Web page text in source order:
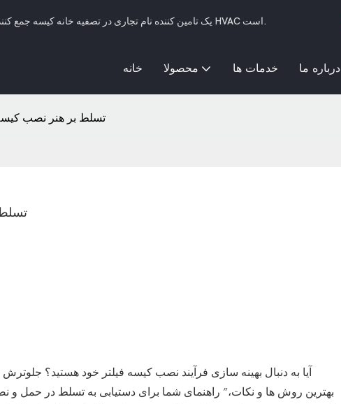
SFFILTECH یک تامین کننده نام تجاری در تصفیه خانه کیسه جمع کننده گرد و غبار، فیلتر کیسه ای مایع و سیستم های فیلتراسیون HVAC است.
خانه محصولا خدمات ها درباره ما
تسلط بر هنر نصب
آیا به دنبال بهینه سازی فرآیند نصب کیسه فیلتر خود هستید؟
بهترین روش ها و نکات،” راهنمای شما برای دستیابی به تسلط در حمل و